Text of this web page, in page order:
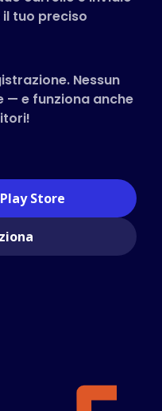
tuo preciso
Nessun
— e funziona anche
Store